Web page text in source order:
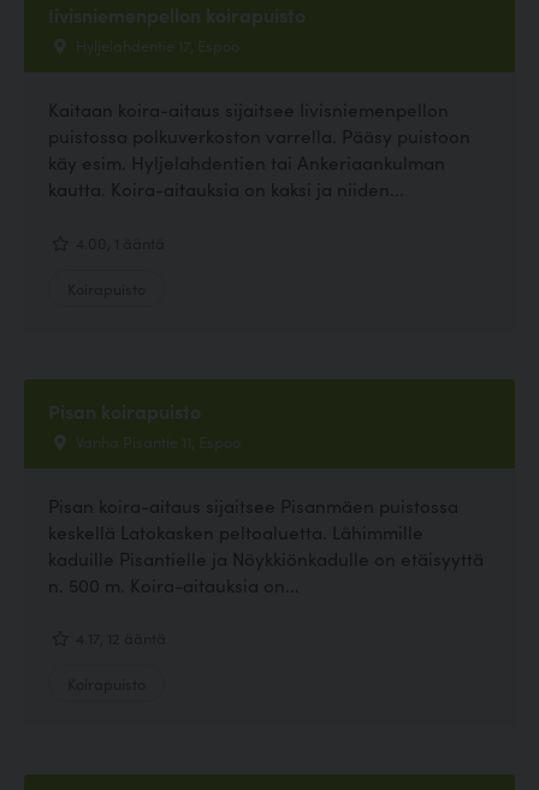
Iivisniemenpellon koirapuisto
Hyljelahdentie 17, Espoo
Kaitaan koira-aitaus sijaitsee Iivisniemenpellon
puistossa polkuverkoston varrella. Pääsy puistoon
käy esim. Hyljelahdentien tai Ankeriaankulman
kautta. Koira-aitauksia on kaksi ja niiden...
Pisan koirapuisto
Vanha Pisantie 11, Espoo
Pisan koira-aitaus sijaitsee Pisanmäen puistossa
keskellä Latokasken peltoaluetta. Lähimmille
kaduille Pisantielle ja Nöykkiönkadulle on etäisyyttä
n. 500 m. Koira-aitauksia on...